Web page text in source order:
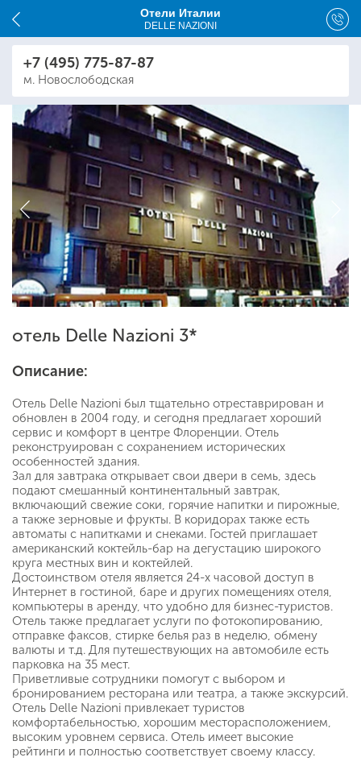
Отели Италии
DELLE NAZIONI
+7 (495) 775-87-87
м. Новослободская
отель Delle Nazioni 3*
Описание:
Отель Delle Nazioni был тщательно отреставрирован и
обновлен в 2004 году, и сегодня предлагает хороший
сервис и комфорт в центре Флоренции. Отель
реконструирован с сохранением исторических
особенностей здания.
Зал для завтрака открывает свои двери в семь, здесь
подают смешанный континентальный завтрак,
включающий свежие соки, горячие напитки и пирожные,
а также зерновые и фрукты. В коридорах также есть
автоматы с напитками и снеками. Гостей приглашает
американский коктейль-бар на дегустацию широкого
круга местных вин и коктейлей.
Достоинством отеля является 24-х часовой доступ в
Интернет в гостиной, баре и других помещениях отеля,
компьютеры в аренду, что удобно для бизнес-туристов.
Отель также предлагает услуги по фотокопированию,
отправке факсов, стирке белья раз в неделю, обмену
валюты и т.д. Для путешествующих на автомобиле есть
парковка на 35 мест.
Приветливые сотрудники помогут с выбором и
бронированием ресторана или театра, а также экскурсий.
Отель Delle Nazioni привлекает туристов
комфортабельностью, хорошим месторасположением,
высоким уровнем сервиса. Отель имеет высокие
рейтинги и полностью соответствует своему классу.